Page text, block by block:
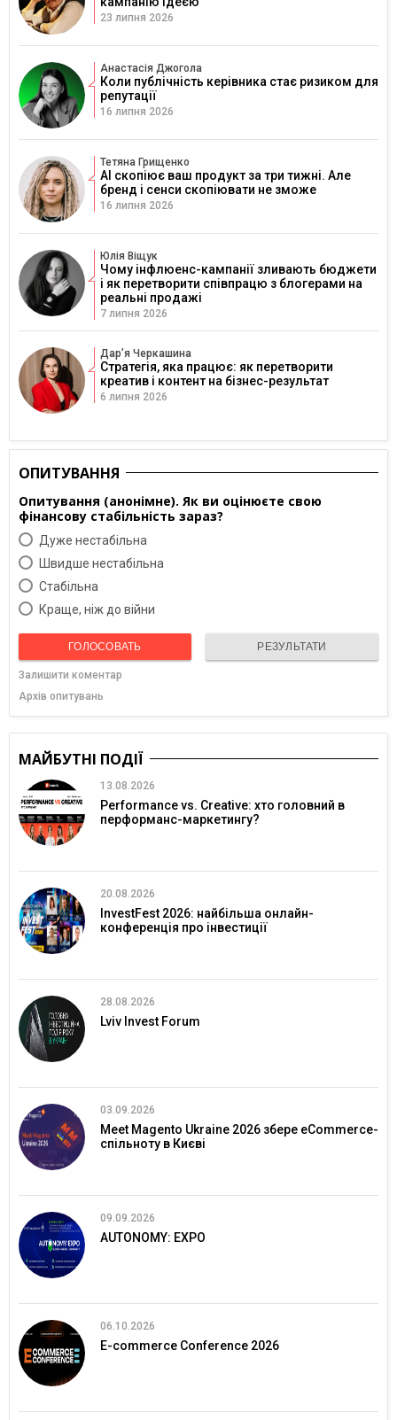
23 липня 2026
Анастасія Джогола
Коли публічність керівника стає ризиком для
репутації
16 липня 2026
Тетяна Грищенко
AI скопіює ваш продукт за три тижні. Але
бренд і сенси скопіювати не зможе
16 липня 2026
Юлія Віщук
Чому інфлюенс-кампанії зливають бюджети
і як перетворити співпрацю з блогерами на
реальні продажі
7 липня 2026
Дарʼя Черкашина
Стратегія, яка працює: як перетворити
креатив і контент на бізнес-результат
6 липня 2026
ОПИТУВАННЯ
Опитування (анонімне). Як ви оцінюєте свою
фінансову стабільність зараз?
Дуже нестабільна
Швидше нестабільна
Cтабільна
Краще, ніж до війни
ГОЛОСОВАТЬ РЕЗУЛЬТАТИ
Залишити коментар
Архів опитувань
МАЙБУТНІ ПОДІЇ
13.08.2026
Performance vs. Creative: хто головний в
перформанс-маркетингу?
20.08.2026
InvestFest 2026: найбільша онлайн-
конференція про інвестиції
28.08.2026
Lviv Invest Forum
03.09.2026
Meet Magento Ukraine 2026 збере eCommerce-
спільноту в Києві
09.09.2026
AUTONOMY: EXPO
06.10.2026
E-commerce Conference 2026